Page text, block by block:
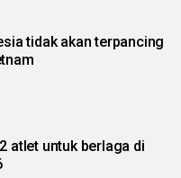
tidak akan terpancing
atlet untuk berlaga di